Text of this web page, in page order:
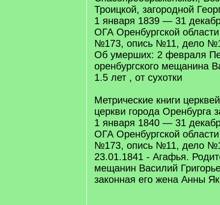
Троицкой, загородной
1 января 1839 — 31
ОГА Оренбургской
№173, опись №11, дело
Об умерших: 2 февраля
оренбургского мещанина
1.5 лет , от сухотки
Метрические книги
церкви города Оренбурга
1 января 1840 — 31
ОГА Оренбургской
№173, опись №11, дело
23.01.1841 - Агафья.
мещанин Василий
законная его жена Анны